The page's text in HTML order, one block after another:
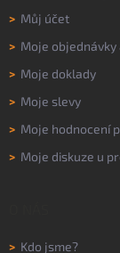
> Můj účet
> Moje objednávky
> Moje doklady
> Moje slevy
> Moje hodnocení
> Moje diskuze u
> Kdo jsme?